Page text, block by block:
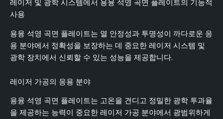
레이저 및 광학 시스템에서 용융 석영 곡면 플레이트의 기능적
사용
용융 석영 곡면 플레이트는 열 안정성과 투명성이 까다로운 응
용 분야에서 정확성을 보장하는 데 중요한 레이저 시스템 및
광학 장치에서 신뢰할 수 있는 성능을 제공합니다.
레이저 가공의 응용 분야
용융 석영 곡면 플레이트는 고온을 견디고 정밀한 광학 투과율
을 제공하는 능력이 중요한 레이저 가공 분야에서 광범위하게